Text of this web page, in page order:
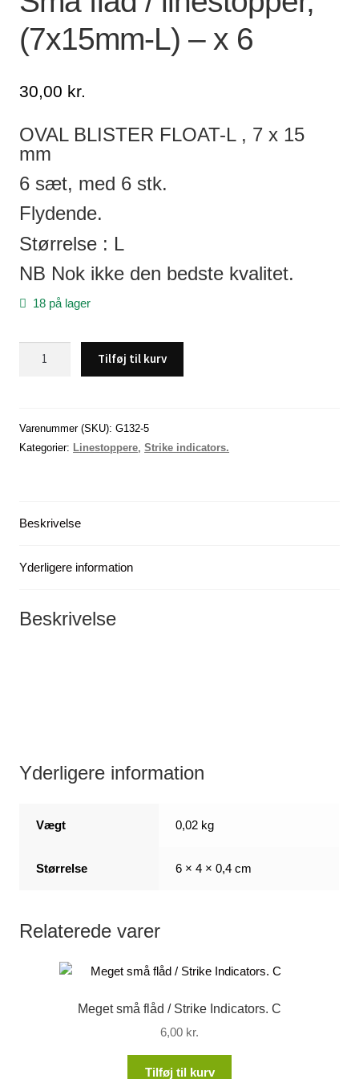
Lagersalg
(7x15mm-L) – x 6
30,00 kr.
OVAL BLISTER FLOAT-L , 7 x 15
mm
6 sæt, med 6 stk.
Flydende.
Størrelse : L
NB Nok ikke den bedste kvalitet.
18 på lager
(7x15mm-
L)
antal
Tilføj til kurv
Varenummer (SKU):G132-5
Kategorier: Linestoppere ,Strike indicators.
Beskrivelse
Yderligere information
Beskrivelse
Yderligere information
Vægt 0,02 kg
Størrelse 6 × 4 × 0,4 cm
Relaterede varer
Meget små flåd / Strike Indicators. C
6,00 kr.
Tilføj til kurv